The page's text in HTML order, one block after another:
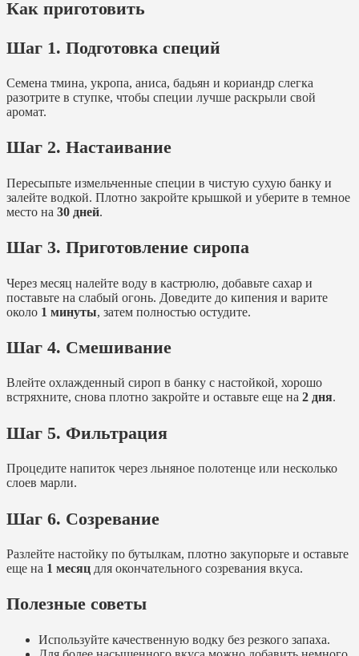
Как приготовить
Шаг 1. Подготовка специй
Семена тмина, укропа, аниса, бадьян и кориандр слегка
разотрите в ступке, чтобы специи лучше раскрыли свой
аромат.
Шаг 2. Настаивание
Пересыпьте измельченные специи в чистую сухую банку и
залейте водкой. Плотно закройте крышкой и уберите в темное
место на 30 дней.
Шаг 3. Приготовление сиропа
Через месяц налейте воду в кастрюлю, добавьте сахар и
поставьте на слабый огонь. Доведите до кипения и варите
около 1 минуты, затем полностью остудите.
Шаг 4. Смешивание
Влейте охлажденный сироп в банку с настойкой, хорошо
встряхните, снова плотно закройте и оставьте еще на 2 дня.
Шаг 5. Фильтрация
Процедите напиток через льняное полотенце или несколько
слоев марли.
Шаг 6. Созревание
Разлейте настойку по бутылкам, плотно закупорьте и оставьте
еще на 1 месяц для окончательного созревания вкуса.
Полезные советы
Используйте качественную водку без резкого запаха.